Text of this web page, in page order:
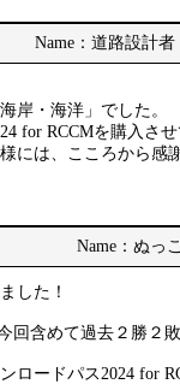
Name：道路設計
岸・海洋」でした。
for RCCMを購入さ
には、こころから
Name：ぬっ
した！
回含めて過去２勝２
ロードパス2024 for